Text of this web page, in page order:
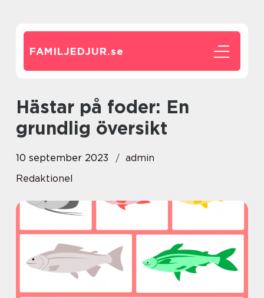
FAMILJEDJUR.se
Hästar på foder: En
grundlig översikt
10 september 2023
admin
Redaktionel